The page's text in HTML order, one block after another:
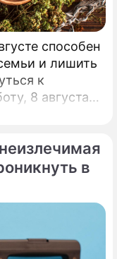
способен
и лишить
к
8 августа,
чтит
иереев
в